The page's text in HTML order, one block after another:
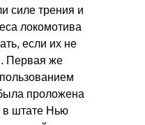
силе трения и
локомотива
если их не
Первая же
проложена
в штате Нью